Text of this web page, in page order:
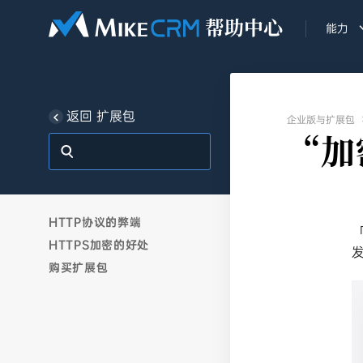
能力
返回 扩展包
HTTP协议的弊端
HTTPS加密的好处
购买扩展包
企业版与扩展包
“